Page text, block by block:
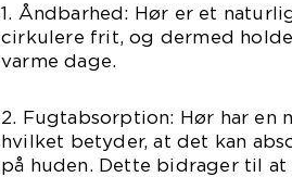
1. Åndbarhed: Hør er et
cirkulere frit, og dermed
varme dage.
2. Fugtabsorption: Hør har
hvilket betyder, at det kan
på huden. Dette bidrager til